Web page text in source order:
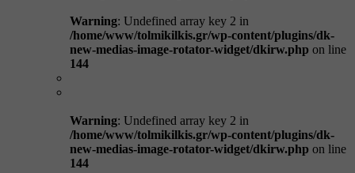
Warning: Undefined array key 2 in
/home/www/tolmikilkis.gr/wp-content/plugins/dk-
new-medias-image-rotator-widget/dkirw.php on line
144
Warning: Undefined array key 2 in
/home/www/tolmikilkis.gr/wp-content/plugins/dk-
new-medias-image-rotator-widget/dkirw.php on line
144